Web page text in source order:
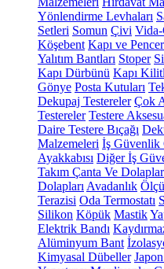
Yönlendirme Levhaları
Setleri Somun Çivi
Köşebent Kapı ve
Yalıtım Bantları Stoper
Kapı Dürbünü Kapı
Gönye Posta Kutuları
Dekupaj Testereler Çok
Testereler Testere
Daire Testere Bıçağı
Malzemeleri İş Güvenlik
Ayakkabısı Diğer İş
Takım Çanta Ve
Dolapları Avadanlık
Terazisi Oda Termostatı
Silikon Köpük Mastik
Elektrik Bandı
Alüminyum Bant
Kimyasal Dübeller Japon